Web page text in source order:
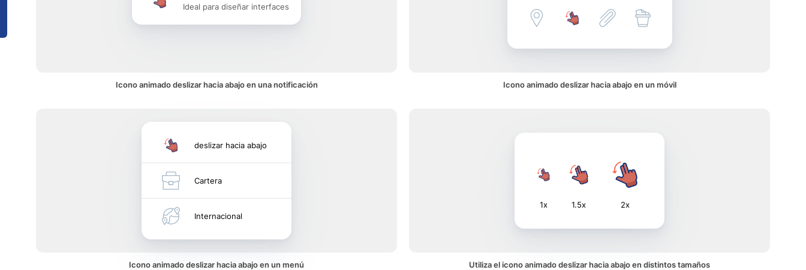
Ideal para diseñar interfaces
Icono animado deslizar hacia abajo en una notificación Icono animado deslizar hacia abajo en un móvil
deslizar hacia abajo
Cartera
Internacional
Icono animado deslizar hacia abajo en un menú
1x 1.5x 2x
Utiliza el icono animado deslizar hacia abajo en distintos tamaños